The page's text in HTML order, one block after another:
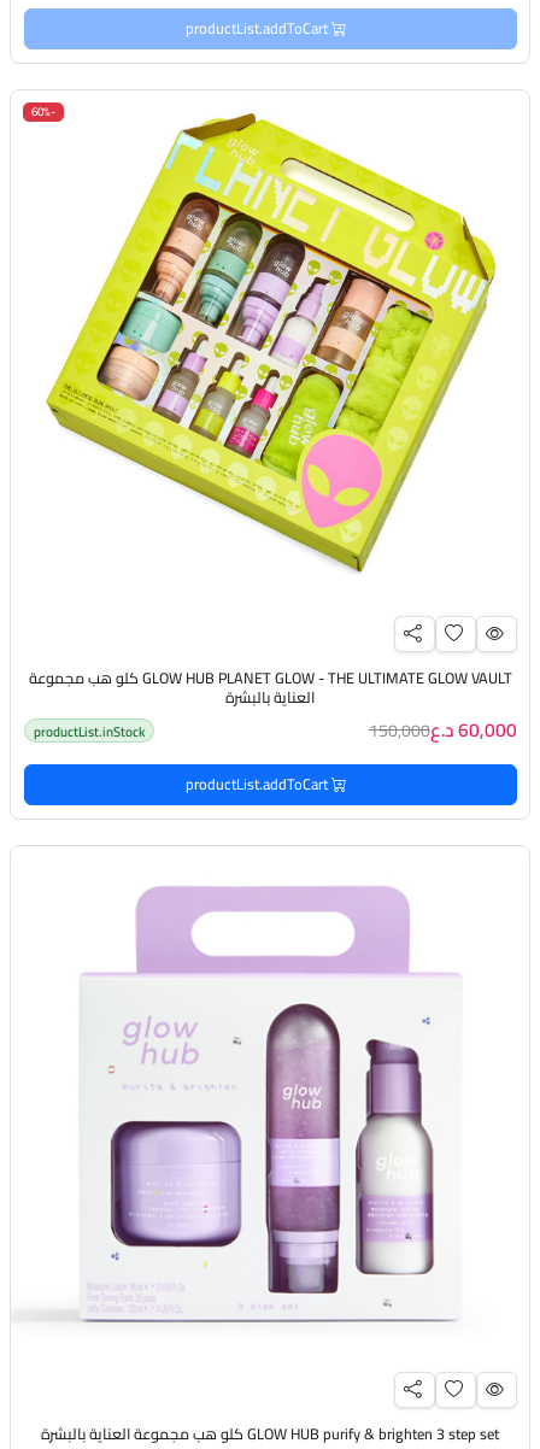
productList.addToCart
-60%
GLOW HUB PLANET GLOW - THE ULTIMATE GLOW VAULT كلو هب مجموعة
العناية بالبشرة
60,000 د.ع 150,000
productList.inStock
productList.addToCart
GLOW HUB purify & brighten 3 step set كلو هب مجموعة العناية بالبشرة